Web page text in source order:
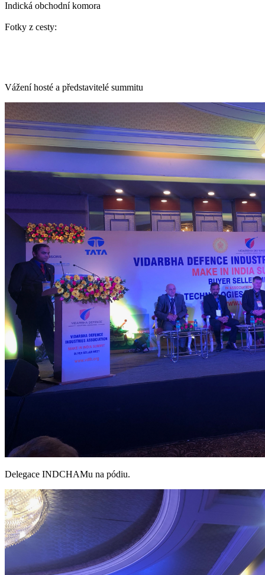
Indická obchodní komora
Fotky z cesty:
Vážení hosté a představitelé summitu
Delegace INDCHAMu na pódiu.